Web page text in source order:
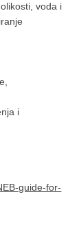
voda i
i
guide-for-